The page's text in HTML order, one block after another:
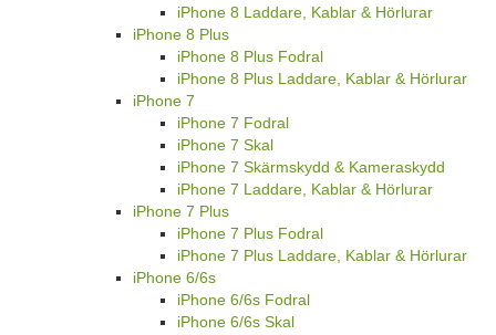
iPhone 8 Laddare, Kablar & Hörlurar
iPhone 8 Plus
iPhone 8 Plus Fodral
iPhone 8 Plus Laddare, Kablar & Hörlurar
iPhone 7
iPhone 7 Fodral
iPhone 7 Skal
iPhone 7 Skärmskydd & Kameraskydd
iPhone 7 Laddare, Kablar & Hörlurar
iPhone 7 Plus
iPhone 7 Plus Fodral
iPhone 7 Plus Laddare, Kablar & Hörlurar
iPhone 6/6s
iPhone 6/6s Fodral
iPhone 6/6s Skal